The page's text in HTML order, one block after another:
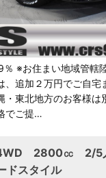
※お住まい地域管轄
、追加２万円でご自宅
・東北地方のお客様は
でご提…
2800㏄ 2/5
ドスタイル